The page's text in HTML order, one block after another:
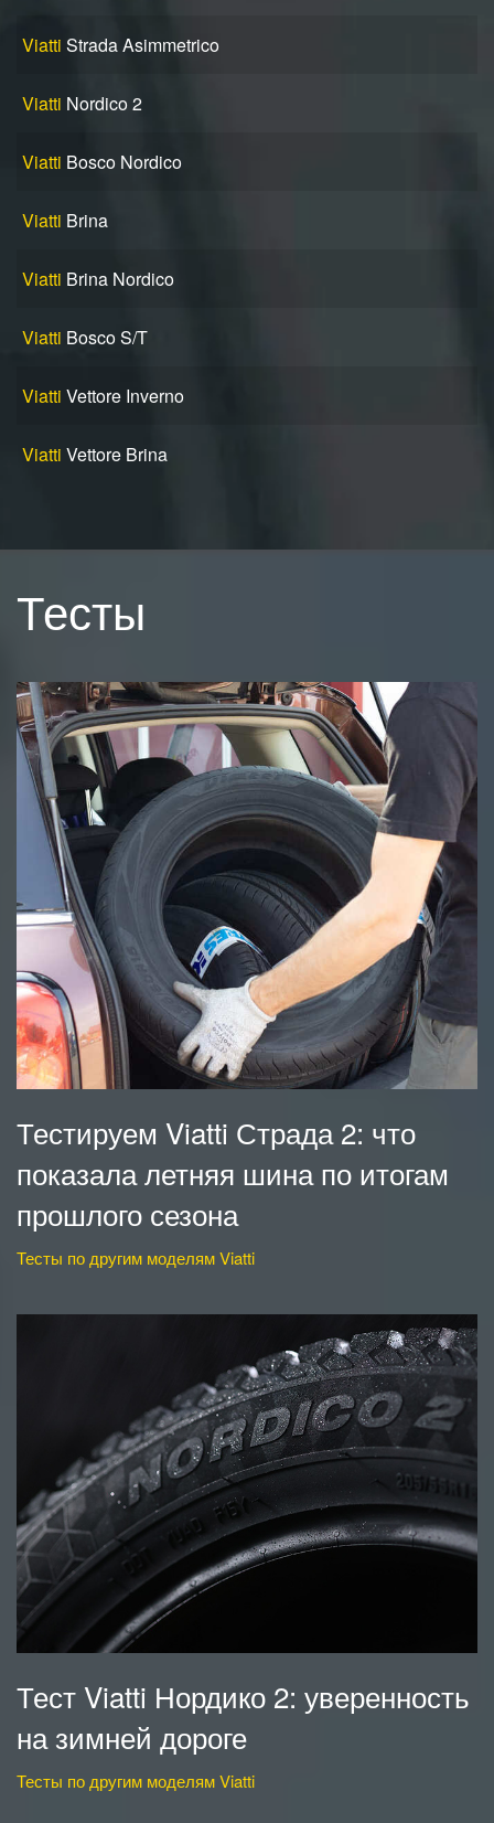
Viatti Strada Asimmetrico
Viatti Nordico 2
Viatti Bosco Nordico
Viatti Brina
Viatti Brina Nordico
Viatti Bosco S/T
Viatti Vettore Inverno
Viatti Vettore Brina
Тесты
Тестируем Viatti Страда 2: что
показала летняя шина по итогам
прошлого сезона
Тесты по другим моделям Viatti
Тест Viatti Нордико 2: уверенность
на зимней дороге
Тесты по другим моделям Viatti